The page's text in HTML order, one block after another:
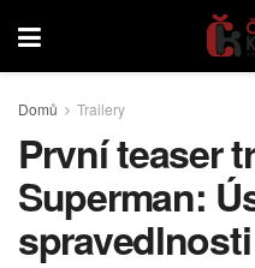
Domů Trailery
První teaser
Superman:
spravedlnosti